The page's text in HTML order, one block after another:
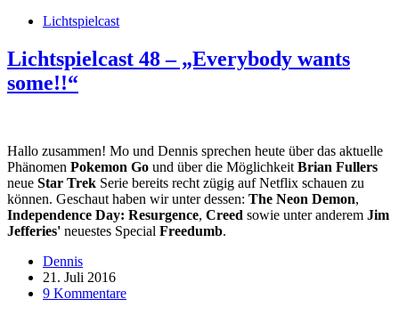
Lichtspielcast
Lichtspielcast 48 – „Everybody wants
some!!“
Hallo zusammen! Mo und Dennis sprechen heute über das aktuelle
Phänomen Pokemon Go und über die Möglichkeit Brian Fullers
neue Star Trek Serie bereits recht zügig auf Netflix schauen zu
können. Geschaut haben wir unter dessen: The Neon Demon,
Independence Day: Resurgence, Creed sowie unter anderem Jim
Jefferies' neuestes Special Freedumb.
Dennis
21. Juli 2016
9 Kommentare